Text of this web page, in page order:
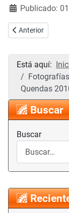
Publicado:
Artículo anterior:
Anterior
Está aquí:
Quendas
Buscar
Buscar